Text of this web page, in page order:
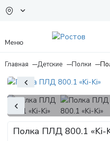
Меню
Главная Детские Полки
Полка ПЛД 800.1 «Ki-